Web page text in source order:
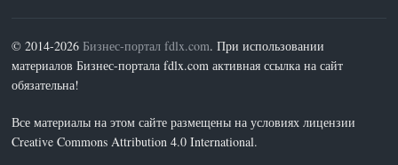
© 2014-2026Бизнес-портал fdlx.com. При использовании
материалов Бизнес-портала fdlx.com активная ссылка на сайт
обязательна!
Все материалы на этом сайте размещены на условиях лицензии
Creative Commons Attribution 4.0 International.